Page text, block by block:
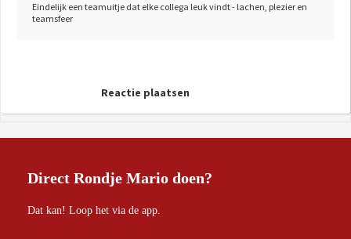
Eindelijk een teamuitje dat elke collega leuk vindt - lachen, plezier en
teamsfeer
Reactie plaatsen
Direct Rondje Mario doen?
Dat kan! Loop het via de app.